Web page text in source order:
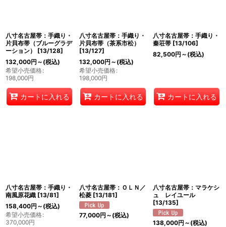
八寸名古屋帯：手織り・
片貝布帯（ブルーグラデ
ーション）
[13/128]
132,000円 ～ (税込)
希望小売価格:
198,000円
カートに入れる
八寸名古屋帯：手織り・
片貝布帯（茶系市松）
[13/127]
132,000円 ～ (税込)
希望小売価格:
198,000円
カートに入れる
八寸名古屋帯：手織り・
秦荘帯 [13/106]
82,500円 ～ (税込)
カートに入れる
八寸名古屋帯：手織り・
南風原花織 [13/81]
158,400円 ～ (税込)
希望小売価格:
370,000円
八寸名古屋帯：ＯＬＮ／
松菱 [13/181]
77,000円 ～ (税込)
八寸名古屋帯：マラケシ
ュ レイユール
[13/135]
138,000円 ～ (税込)